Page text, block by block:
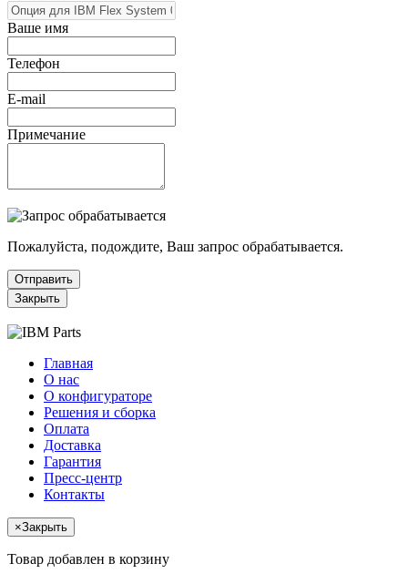
Ваше имя
Телефон
E-mail
Примечание
Пожалуйста, подождите, Ваш запрос обрабатывается.
Отправить
Закрыть
Главная
О нас
О конфигураторе
Решения и сборка
Оплата
Доставка
Гарантия
Пресс-центр
Контакты
×Закрыть
Товар добавлен в корзину